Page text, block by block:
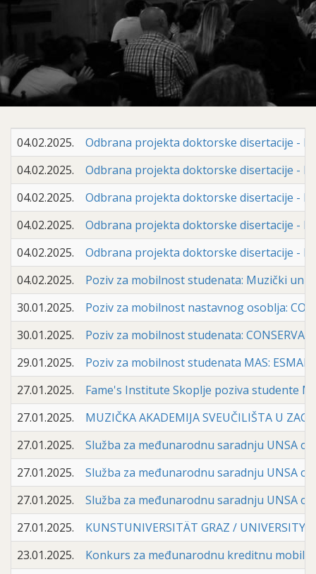
04.02.2025.
Odbrana projekta doktorske disertacije -
04.02.2025.
Odbrana projekta doktorske disertacije -
04.02.2025.
Odbrana projekta doktorske disertacije -
04.02.2025.
Odbrana projekta doktorske disertacije -
04.02.2025.
Odbrana projekta doktorske disertacije -
04.02.2025.
Poziv za mobilnost studenata: Muzički
30.01.2025.
Poziv za mobilnost nastavnog osoblja:
30.01.2025.
Poziv za mobilnost studenata:
29.01.2025.
Poziv za mobilnost studenata MAS: ESMAE
27.01.2025.
Fame's Institute Skoplje poziva studente
27.01.2025.
MUZIČKA AKADEMIJA SVEUČILIŠTA U
27.01.2025.
Služba za međunarodnu saradnju UNSA
27.01.2025.
Služba za međunarodnu saradnju UNSA
27.01.2025.
Služba za međunarodnu saradnju UNSA
27.01.2025.
KUNSTUNIVERSITÄT GRAZ /
23.01.2025.
Konkurs za međunarodnu kreditnu